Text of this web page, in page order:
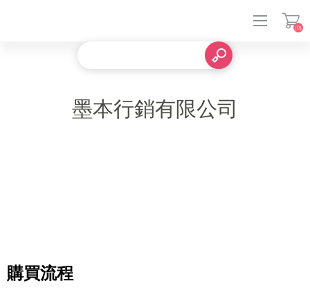
(0)
墨本行銷有限公司
購買流程